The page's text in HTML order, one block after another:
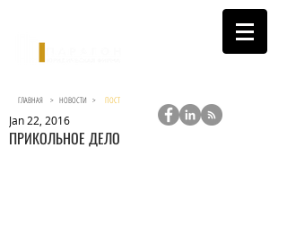
ПРИКОЛЬНОЕ ДЕЛО
Jan 22, 2016
ГЛАВНАЯ > НОВОСТИ > ПОСТ